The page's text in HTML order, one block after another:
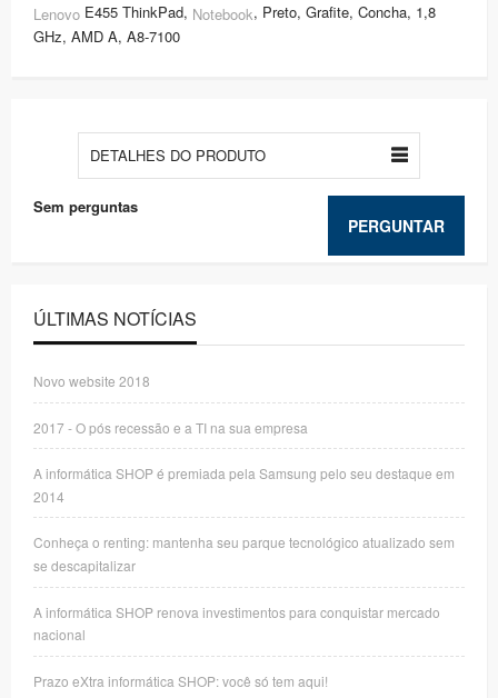
Lenovo E455 ThinkPad, Notebook, Preto, Grafite, Concha, 1,8
GHz, AMD A, A8-7100
DETALHES DO PRODUTO
PERGUNTAR
Sem perguntas
ÚLTIMAS NOTÍCIAS
Novo website 2018
2017 - O pós recessão e a TI na sua empresa
A informática SHOP é premiada pela Samsung pelo seu destaque em
2014
Conheça o renting: mantenha seu parque tecnológico atualizado sem
se descapitalizar
A informática SHOP renova investimentos para conquistar mercado
nacional
Prazo eXtra informática SHOP: você só tem aqui!